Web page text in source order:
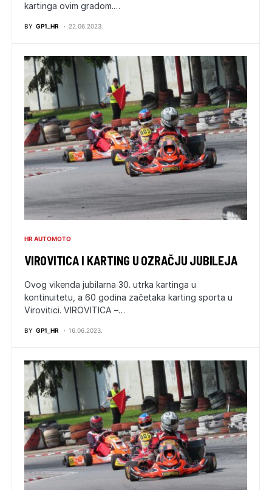
kartinga ovim gradom.…
BY GP1_HR 22.06.2023.
HR AUTOMOTO
VIROVITICA I KARTING U OZRAČJU JUBILEJA
Ovog vikenda jubilarna 30. utrka kartinga u
kontinuitetu, a 60 godina začetaka karting sporta u
Virovitici. VIROVITICA –…
BY GP1_HR 16.06.2023.